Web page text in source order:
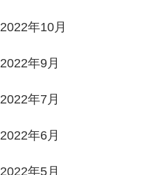
2022年10月
2022年9月
2022年7月
2022年6月
2022年5月